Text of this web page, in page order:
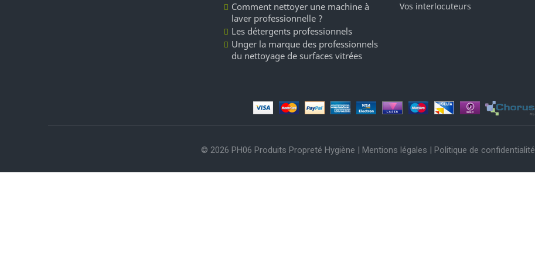
Comment nettoyer une machine à
laver professionnelle ?
Les détergents professionnels
Unger la marque des professionnels
du nettoyage de surfaces vitrées
Vos interlocuteurs
© 2026 PH06 Produits Propreté Hygiène | Mentions légales | Politique de confidentialité